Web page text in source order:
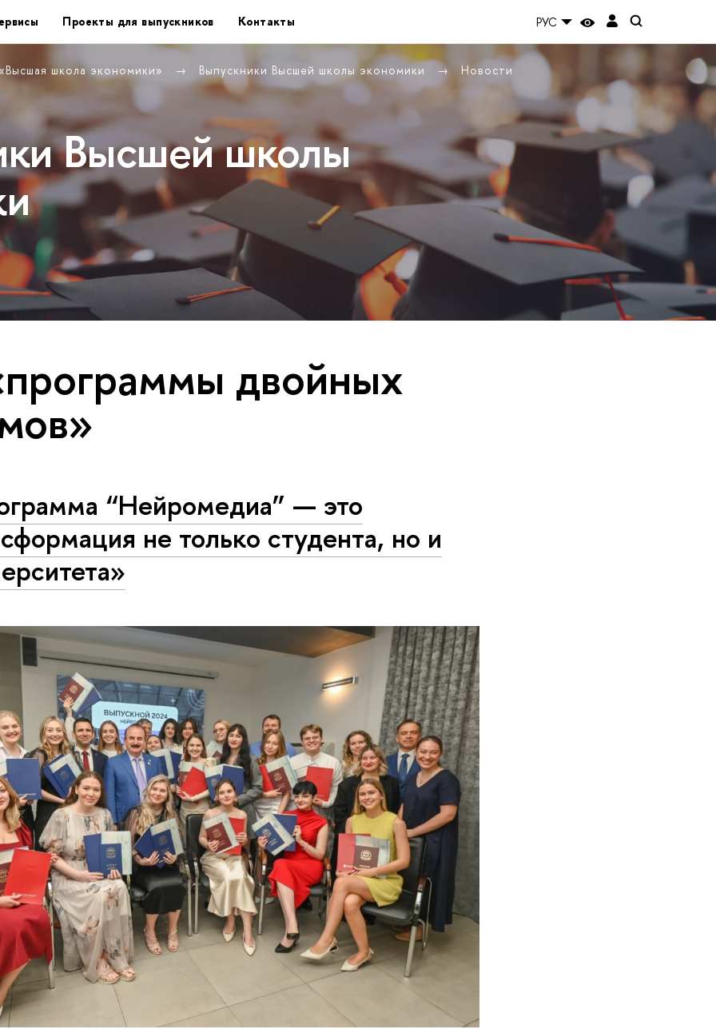
Проекты для выпускников Контакты РУС
школа экономики» Выпускники Высшей школы экономики Новости
Высшей школы
двойных
“Нейромедиа” — это
не только студента, но и